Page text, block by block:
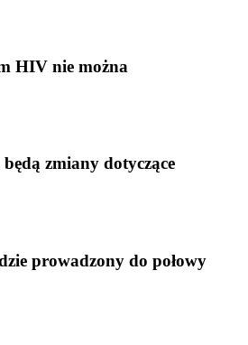
HIV nie można
zmiany dotyczące
prowadzony do połowy